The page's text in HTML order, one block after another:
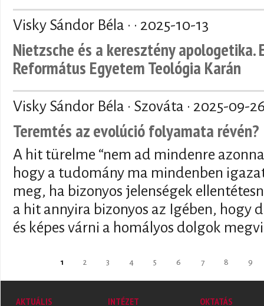
Visky Sándor Béla · · 2025-10-13
Nietzsche és a keresztény apologetika.
Református Egyetem Teológia Karán
Visky Sándor Béla · Szováta · 2025-09-
Teremtés az evolúció folyamata révén?
A hit türelme “nem ad mindenre
hogy a tudomány ma mindenben
meg, ha bizonyos jelenségek
a hit annyira bizonyos az Igében, hogy
és képes várni a homályos dolgok
1 2 3 4 5 6 7 8 9
AKTUÁLIS
INTÉZET
OKTATÁS